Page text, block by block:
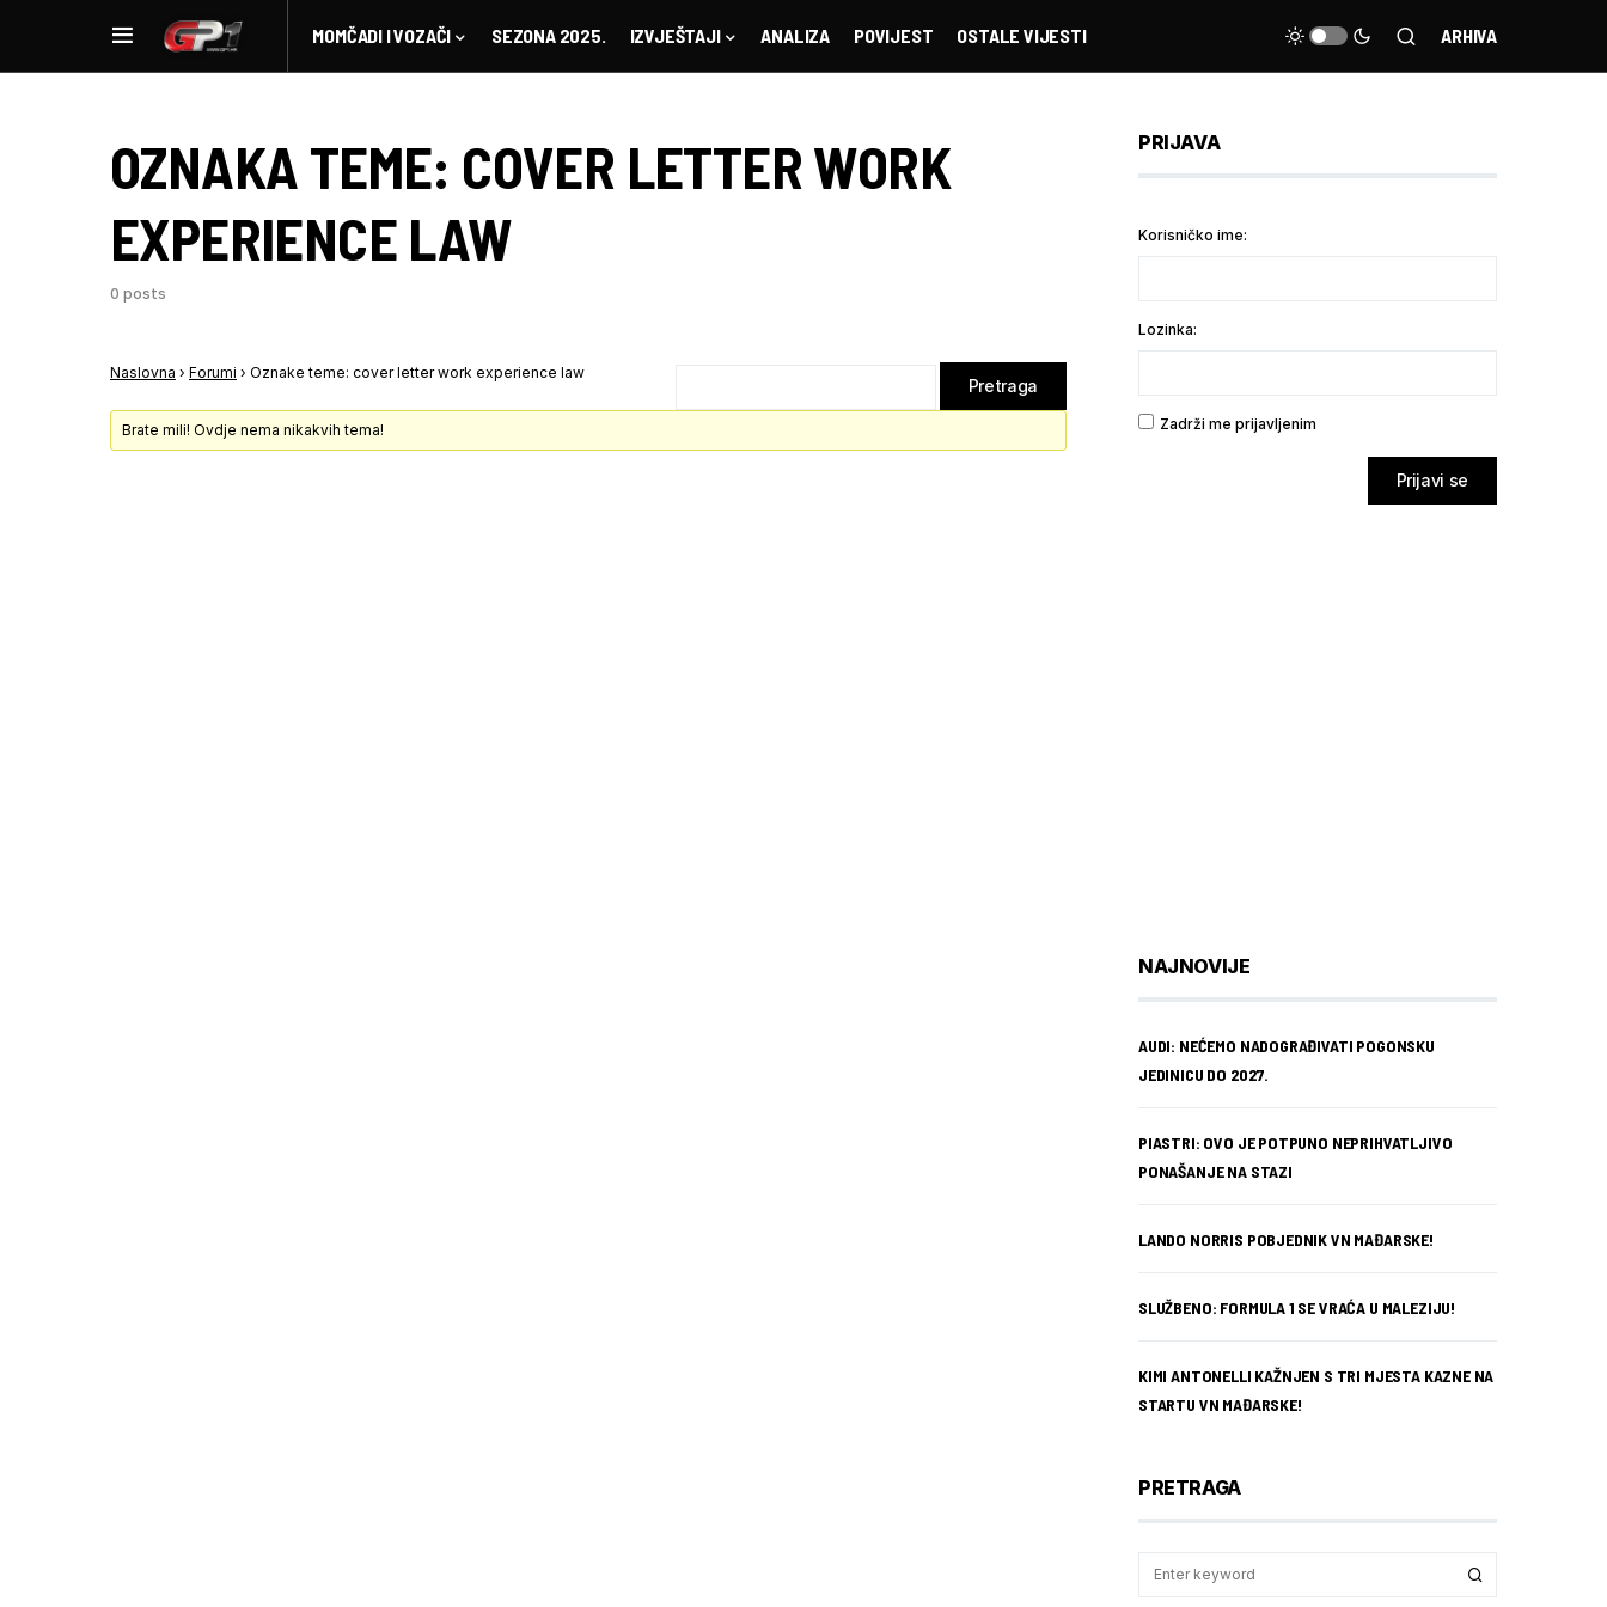
MOMČADI I VOZAČI SEZONA 2025. IZVJEŠTAJI ANALIZA POVIJEST OSTALE VIJESTI ARHIVA
OZNAKA TEME: COVER LETTER WORK
EXPERIENCE LAW
0 posts
Naslovna › Forumi › Oznake teme: cover letter work experience law
Brate mili! Ovdje nema nikakvih tema!
PRIJAVA
Korisničko ime:
Lozinka:
Zadrži me prijavljenim
Prijavi se
NAJNOVIJE
AUDI: NEĆEMO NADOGRAĐIVATI POGONSKU
JEDINICU DO 2027.
PIASTRI: OVO JE POTPUNO NEPRIHVATLJIVO
PONAŠANJE NA STAZI
LANDO NORRIS POBJEDNIK VN MAĐARSKE!
SLUŽBENO: FORMULA 1 SE VRAĆA U MALEZIJU!
KIMI ANTONELLI KAŽNJEN S TRI MJESTA KAZNE NA
STARTU VN MAĐARSKE!
PRETRAGA